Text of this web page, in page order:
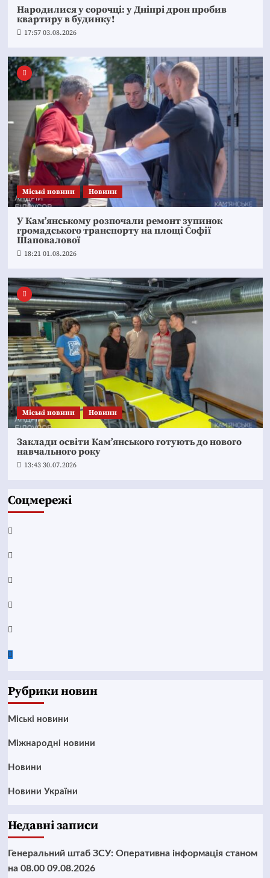
Народилися у сорочці: у Дніпрі дрон пробив
квартиру в будинку!
17:57 03.08.2026
Mіські новини Новини
У Кам’янському розпочали ремонт зупинок
громадського транспорту на площі Софії
Шаповалової
18:21 01.08.2026
Mіські новини Новини
Заклади освіти Кам’янського готують до нового
навчального року
13:43 30.07.2026
Соцмережі
Facebook
YouTube
Telegram
Instagram
Twitter
Google
Рубрики новин
Mіські новини
Міжнародні новини
Новини
Новини України
Недавні записи
Генеральний штаб ЗСУ: Оперативна інформація станом
на 08.00 09.08.2026